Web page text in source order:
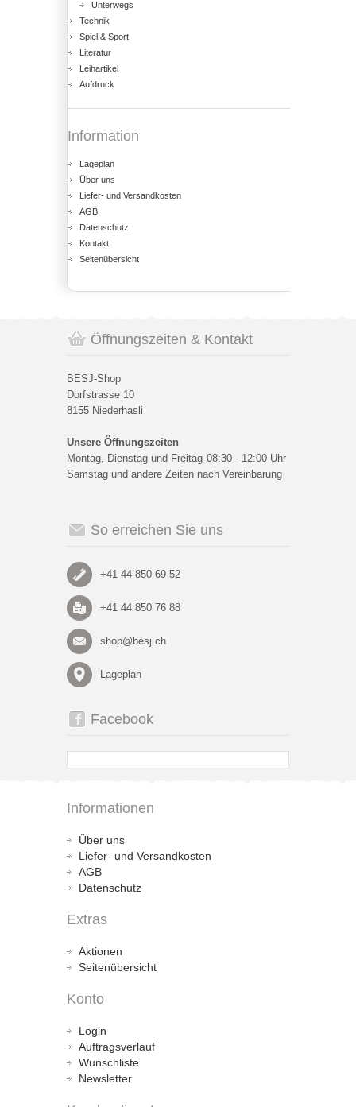
Unterwegs
Technik
Spiel & Sport
Literatur
Leihartikel
Aufdruck
Information
Lageplan
Über uns
Liefer- und Versandkosten
AGB
Datenschutz
Kontakt
Seitenübersicht
Öffnungszeiten & Kontakt
BESJ-Shop
Dorfstrasse 10
8155 Niederhasli
Unsere Öffnungszeiten
Montag, Dienstag und Freitag 08:30 - 12:00 Uhr
Samstag und andere Zeiten nach Vereinbarung
So erreichen Sie uns
+41 44 850 69 52
+41 44 850 76 88
shop@besj.ch
Lageplan
Facebook
Informationen
Über uns
Liefer- und Versandkosten
AGB
Datenschutz
Extras
Aktionen
Seitenübersicht
Konto
Login
Auftragsverlauf
Wunschliste
Newsletter